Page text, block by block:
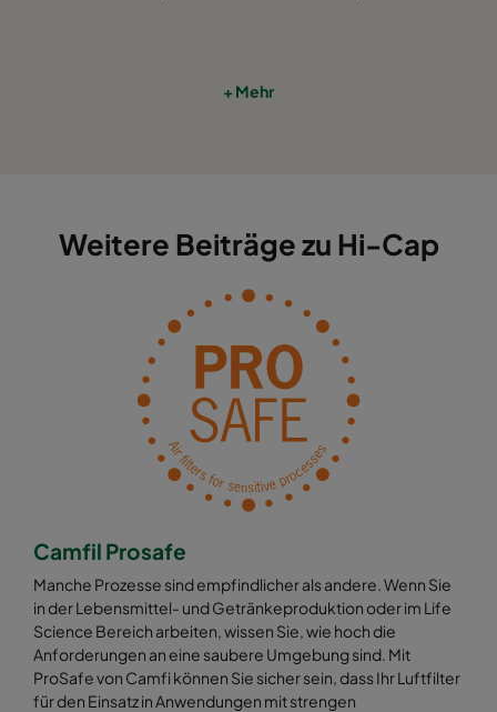
+ Mehr
Weitere Beiträge zu Hi-Cap
Camfil Prosafe
Manche Prozesse sind empfindlicher als andere. Wenn Sie
in der Lebensmittel- und Getränkeproduktion oder im Life
Science Bereich arbeiten, wissen Sie, wie hoch die
Anforderungen an eine saubere Umgebung sind. Mit
ProSafe von Camfi können Sie sicher sein, dass Ihr Luftfilter
für den Einsatz in Anwendungen mit strengen